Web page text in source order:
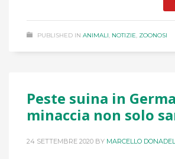
PUBLISHED IN ANIMALI, NOTIZIE, ZOONOSI
Peste suina in
minaccia non solo
24 SETTEMBRE 2020 BY MARCELLO